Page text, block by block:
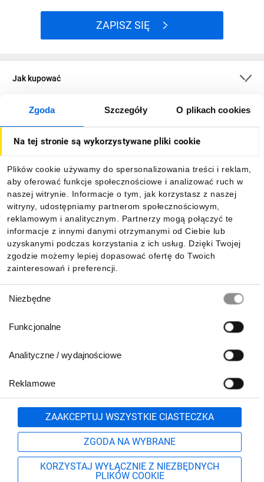
Zgoda Szczegóły O plikach cookies
Na tej stronie są wykorzystywane pliki cookie
Plików cookie używamy do spersonalizowania treści i reklam,
aby oferować funkcje społecznościowe i analizować ruch w
naszej witrynie. Informacje o tym, jak korzystasz z naszej
witryny, udostępniamy partnerom społecznościowym,
reklamowym i analitycznym. Partnerzy mogą połączyć te
informacje z innymi danymi otrzymanymi od Ciebie lub
uzyskanymi podczas korzystania z ich usług. Dzięki Twojej
zgodzie możemy lepiej dopasować ofertę do Twoich
zainteresowań i preferencji.
zgody
Niezbędne
Funkcjonalne
Analityczne / wydajnościowe
Reklamowe
ZAAKCEPTUJ WSZYSTKIE CIASTECZKA
ZGODA NA WYBRANE
KORZYSTAJ WYŁĄCZNIE Z NIEZBĘDNYCH
PLIKÓW COOKIE
ZAPISZ SIĘ
Jak kupować
O firmie
Informacje
Pobierz naszą aplikację mobilną:
801 500 700 lub
71 37 61 600
Formularz kontaktowy